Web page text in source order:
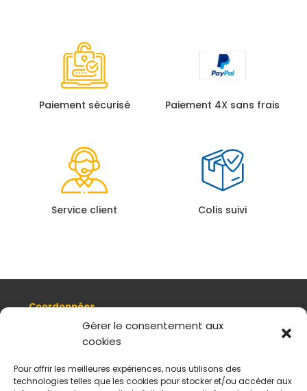
Gérer le consentement aux
cookies
Pour offrir les meilleures expériences, nous utilisons des
technologies telles que les cookies pour stocker et/ou accéder aux
Paiement sécurisé Paiement 4X sans frais
Service client Colis suivi
Coordonnées
8, quai Romain Rolland 69005 Lyon
+ 33 (0)4 78 42 55 04
Plan d'accès